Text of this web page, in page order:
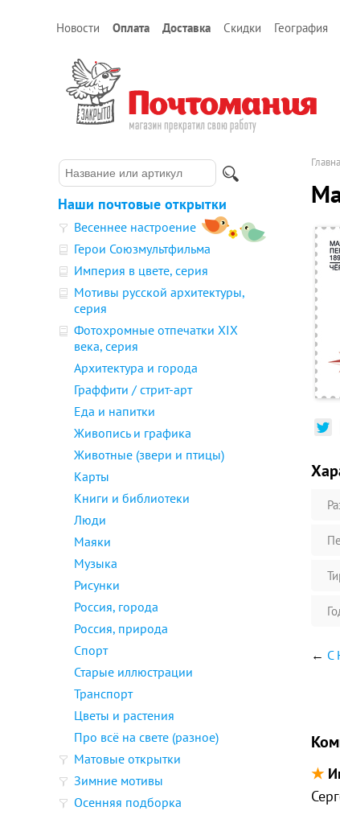
Новости Оплата Доставка Скидки География
Наши почтовые открытки
Весеннее настроение
Герои Союзмультфильма
Империя в цвете, серия
Мотивы русской архитектуры,
серия
Фотохромные отпечатки XIX
века, серия
Архитектура и города
Граффити / стрит-арт
Еда и напитки
Живопись и графика
Животные (звери и птицы)
Карты
Книги и библиотеки
Люди
Маяки
Музыка
Рисунки
Россия, города
Россия, природа
Спорт
Старые иллюстрации
Транспорт
Цветы и растения
Про всё на свете (разное)
Матовые открытки
Зимние мотивы
Осенняя подборка
← С
★